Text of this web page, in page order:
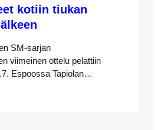
ottelusta odotettiin
kotiin tiukan
SM-sarjan
viimeinen ottelu pelattiin
Espoossa Tapiolan
helteisissä